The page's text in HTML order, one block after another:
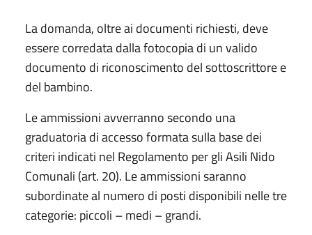
La domanda, oltre ai documenti richiesti, deve
essere corredata dalla fotocopia di un valido
documento di riconoscimento del sottoscrittore e
del bambino.
Le ammissioni avverranno secondo una
graduatoria di accesso formata sulla base dei
criteri indicati nel Regolamento per gli Asili Nido
Comunali (art. 20). Le ammissioni saranno
subordinate al numero di posti disponibili nelle tre
categorie: piccoli – medi – grandi.